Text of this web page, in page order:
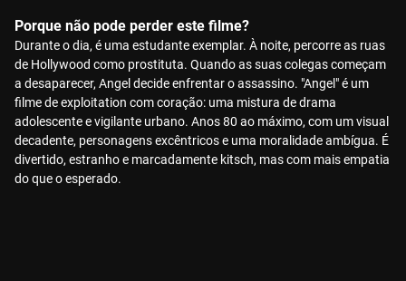
Porque não pode perder este filme?
Durante o dia, é uma estudante exemplar. À noite, percorre as ruas
de Hollywood como prostituta. Quando as suas colegas começam
a desaparecer, Angel decide enfrentar o assassino. "Angel" é um
filme de exploitation com coração: uma mistura de drama
adolescente e vigilante urbano. Anos 80 ao máximo, com um visual
decadente, personagens excêntricos e uma moralidade ambígua. É
divertido, estranho e marcadamente kitsch, mas com mais empatia
do que o esperado.